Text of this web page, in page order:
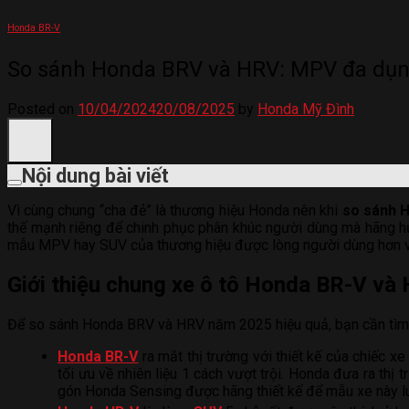
Honda BR-V
So sánh Honda BRV và HRV: MPV đa
10/04/202420/08/2025 Honda Mỹ Đình
Nội dung bài viết
Honda BR-Vra mắt thị trường với thiết kế của chiếc xe